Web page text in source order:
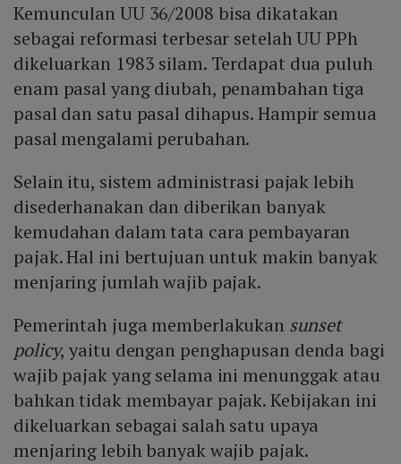
Kemunculan UU 36/2008 bisa dikatakan
sebagai reformasi terbesar setelah UU PPh
dikeluarkan 1983 silam. Terdapat dua puluh
enam pasal yang diubah, penambahan tiga
pasal dan satu pasal dihapus. Hampir semua
pasal mengalami perubahan.
Selain itu, sistem administrasi pajak lebih
disederhanakan dan diberikan banyak
kemudahan dalam tata cara pembayaran
pajak. Hal ini bertujuan untuk makin banyak
menjaring jumlah wajib pajak.
Pemerintah juga memberlakukan sunset
policy, yaitu dengan penghapusan denda bagi
wajib pajak yang selama ini menunggak atau
bahkan tidak membayar pajak. Kebijakan ini
dikeluarkan sebagai salah satu upaya
menjaring lebih banyak wajib pajak.